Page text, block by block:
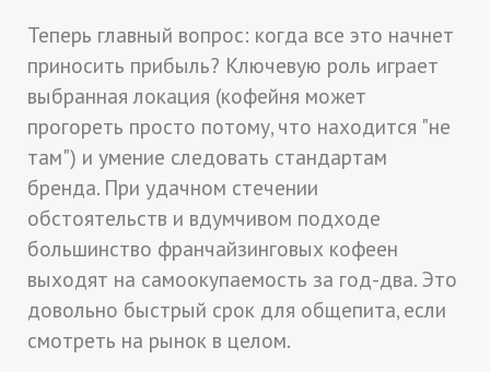
Теперь главный вопрос: когда все это начнет
приносить прибыль? Ключевую роль играет
выбранная локация (кофейня может
прогореть просто потому, что находится "не
там") и умение следовать стандартам
бренда. При удачном стечении
обстоятельств и вдумчивом подходе
большинство франчайзинговых кофеен
выходят на самоокупаемость за год-два. Это
довольно быстрый срок для общепита, если
смотреть на рынок в целом.